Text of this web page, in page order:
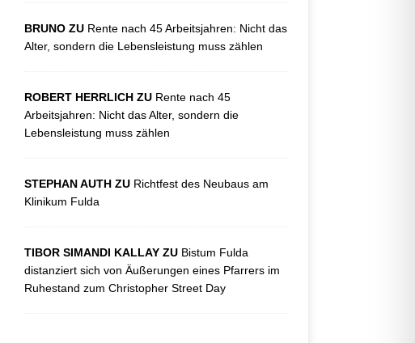
BRUNO ZU Rente nach 45 Arbeitsjahren: Nicht das
Alter, sondern die Lebensleistung muss zählen
ROBERT HERRLICH ZU Rente nach 45
Arbeitsjahren: Nicht das Alter, sondern die
Lebensleistung muss zählen
STEPHAN AUTH ZU Richtfest des Neubaus am
Klinikum Fulda
TIBOR SIMANDI KALLAY ZU Bistum Fulda
distanziert sich von Äußerungen eines Pfarrers im
Ruhestand zum Christopher Street Day